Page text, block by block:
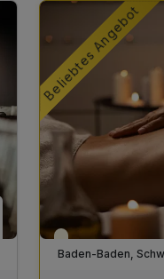
Beliebtes Angebot
Teilweise